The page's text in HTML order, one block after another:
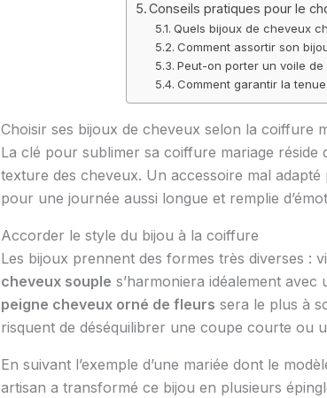
Conseils pratiques pour le
Quels bijoux de cheveux
Comment assortir son
Peut-on porter un voile
Comment garantir la
Choisir ses bijoux de cheveux selon la coiffure
La clé pour sublimer sa coiffure mariage réside
texture des cheveux. Un accessoire mal
pour une journée aussi longue et remplie
Accorder le style du bijou à la coiffure
Les bijoux prennent des formes très diverses :
cheveux souple s’harmoniera idéalement
peigne cheveux orné de fleurs sera le plus à
risquent de déséquilibrer une coupe courte ou
En suivant l’exemple d’une mariée dont le
artisan a transformé ce bijou en plusieurs